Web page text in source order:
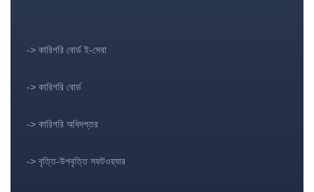
-> কারিগরি বোর্ড ই-সেবা
-> কারিগরি বোর্ড
-> কারিগরি অধিদপ্তর
-> বৃত্তি-উপবৃত্তি সফটওয়্যার